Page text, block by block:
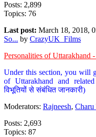
Posts: 2,899
Topics: 76
Last post: March 18, 2018,
So... by CrazyUK_Films
Personalities of Uttarakhand -
Under this section, you will
of Uttarakhand and
विभूतियों से संबंधित जानकारी)
Moderators: Rajneesh,
Posts: 2,693
Topics: 87